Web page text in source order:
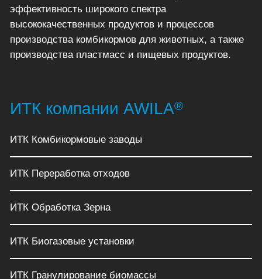
эффективность широкого спектра
высококачественных продуктов и процессов
производства комбикормов для животных, а также
производства пластмасс и пищевых продуктов.
ИТК компании AWILA®
ИТК Комбикормовые заводы
ИТК Переработка отходов
ИТК Обработка Зерна
ИТК Биогазовые установки
ИТК Гранулирование биомассы